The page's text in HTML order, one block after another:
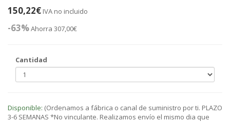
150,22€ IVA no incluido
-63%Ahorra 307,00€
Cantidad
Disponible: (Ordenamos a fábrica o canal de suministro por ti. PLAZO
3-6 SEMANAS *No vinculante. Realizamos envío el mismo dia que